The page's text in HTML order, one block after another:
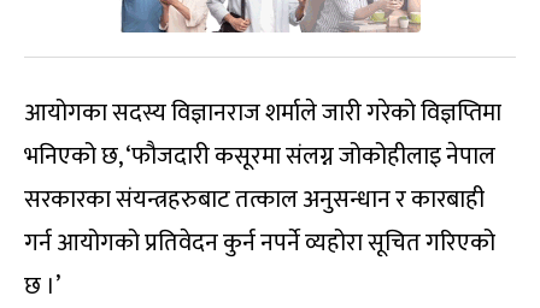
आयोगका सदस्य विज्ञानराज शर्माले जारी गरेको विज्ञप्तिमा
भनिएको छ, ‘फौजदारी कसूरमा संलग्न जोकोहीलाइ नेपाल
सरकारका संयन्त्रहरुबाट तत्काल अनुसन्धान र कारबाही
गर्न आयोगको प्रतिवेदन कुर्न नपर्ने व्यहोरा सूचित गरिएको
छ ।’